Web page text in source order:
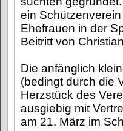
ein
Ehefrauen in der
Beitritt von
Die anfänglich
(bedingt durch die
Herzstück des
ausgiebig mit
am 21. März im